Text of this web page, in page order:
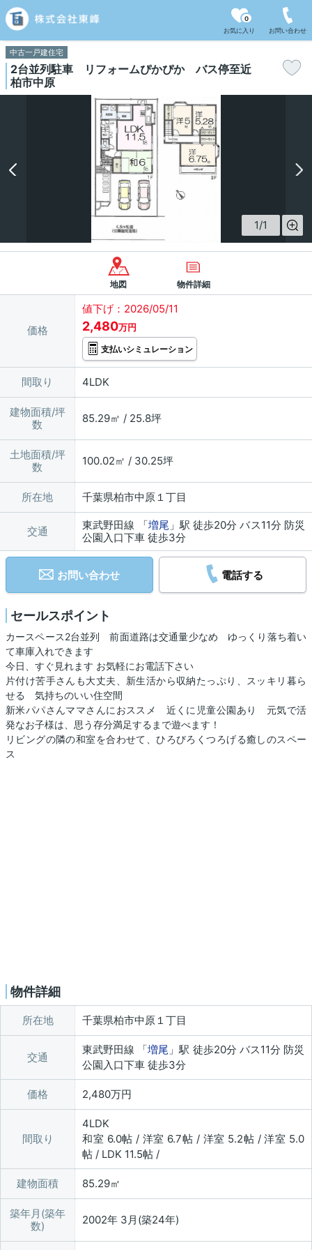
お気に入り
0
お問い合わせ
中古一戸建住宅
2台並列駐車 リフォームぴかぴか バス停至近
柏市中原
1/1
地図 物件詳細
価格
値下げ：2026/05/11
2,480万円
支払いシミュレーション
間取り 4LDK
建物面積/坪
数
85.29㎡ / 25.8坪
土地面積/坪
数
100.02㎡ / 30.25坪
所在地 千葉県柏市中原１丁目
交通 東武野田線 「増尾 」駅 徒歩20分 バス11分 防災
公園入口下車 徒歩3分
お問い合わせ 電話する
セールスポイント
カースペース2台並列 前面道路は交通量少なめ ゆっくり落ち着い
て車庫入れできます
今日、すぐ見れます お気軽にお電話下さい
片付け苦手さんも大丈夫、新生活から収納たっぷり、スッキリ暮ら
せる 気持ちのいい住空間
新米パパさんママさんにおススメ 近くに児童公園あり 元気で活
発なお子様は、思う存分満足するまで遊べます！
リビングの隣の和室を合わせて、ひろびろくつろげる癒しのスペー
ス
物件詳細
所在地 千葉県柏市中原１丁目
交通
東武野田線 「増尾 」駅 徒歩20分 バス11分 防災
公園入口下車 徒歩3分
価格 2,480万円
間取り
4LDK
和室 6.0帖 / 洋室 6.7帖 / 洋室 5.2帖 / 洋室 5.0
帖 / LDK 11.5帖 /
建物面積 85.29㎡
築年月(築年
数)
2002年 3月(築24年)